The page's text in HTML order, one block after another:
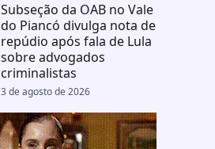
Subseção da OAB no Vale
do Piancó divulga nota de
repúdio após fala de Lula
sobre advogados
criminalistas
3 de agosto de 2026